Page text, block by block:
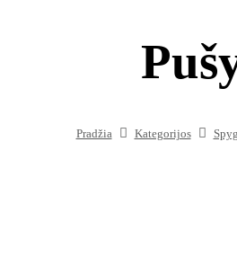
Pradžia Kategorijos